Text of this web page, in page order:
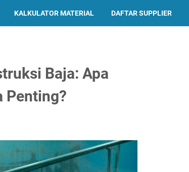
KALKULATOR MATERIAL DAFTAR SUPPLIER
Baja: Apa
Penting?